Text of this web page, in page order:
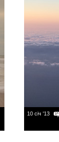
10 січ '13